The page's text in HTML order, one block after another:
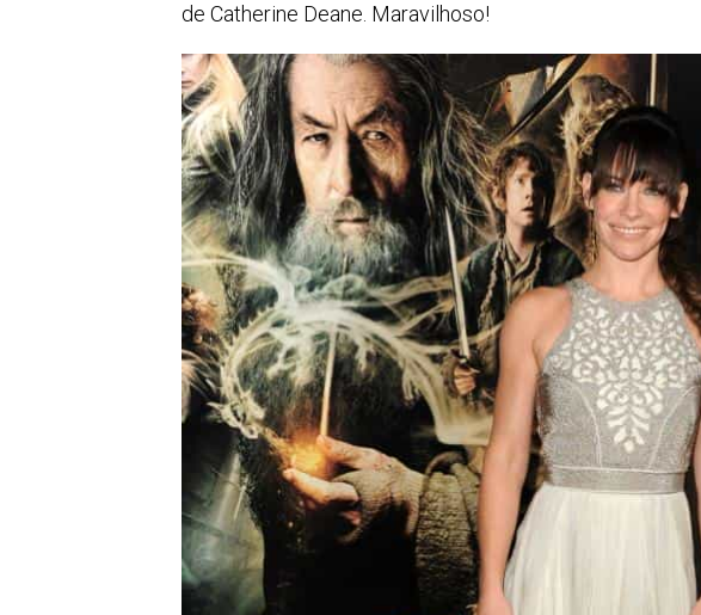
de Catherine Deane. Maravilhoso!